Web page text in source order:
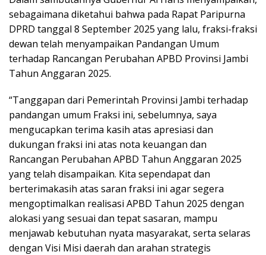
sebagaimana diketahui bahwa pada Rapat Paripurna
DPRD tanggal 8 September 2025 yang lalu, fraksi-fraksi
dewan telah menyampaikan Pandangan Umum
terhadap Rancangan Perubahan APBD Provinsi Jambi
Tahun Anggaran 2025.
“Tanggapan dari Pemerintah Provinsi Jambi terhadap
pandangan umum Fraksi ini, sebelumnya, saya
mengucapkan terima kasih atas apresiasi dan
dukungan fraksi ini atas nota keuangan dan
Rancangan Perubahan APBD Tahun Anggaran 2025
yang telah disampaikan. Kita sependapat dan
berterimakasih atas saran fraksi ini agar segera
mengoptimalkan realisasi APBD Tahun 2025 dengan
alokasi yang sesuai dan tepat sasaran, mampu
menjawab kebutuhan nyata masyarakat, serta selaras
dengan Visi Misi daerah dan arahan strategis